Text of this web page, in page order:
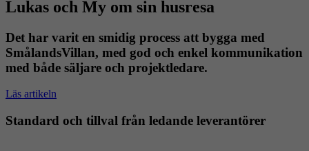
Lukas och My om sin husresa
Det har varit en smidig process att bygga med
SmålandsVillan, med god och enkel kommunikation
med både säljare och projektledare.
Läs artikeln
Standard och tillval från ledande leverantörer